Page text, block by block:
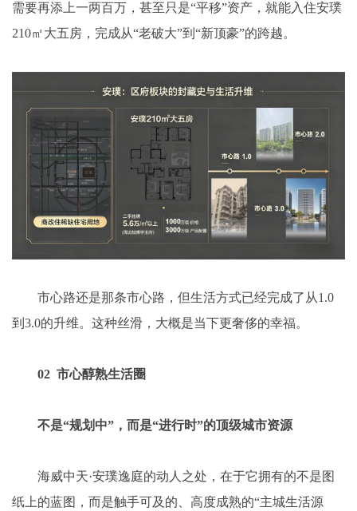
需要再添上一两百万，甚至只是“平移”资产，就能入住安璞
210㎡大五房，完成从“老破大”到“新顶豪”的跨越。
市心路还是那条市心路，但生活方式已经完成了从1.0
到3.0的升维。这种丝滑，大概是当下更奢侈的幸福。
02 市心醇熟生活圈
不是“规划中”，而是“进行时”的顶级城市资源
海威中天·安璞逸庭的动人之处，在于它拥有的不是图
纸上的蓝图，而是触手可及的、高度成熟的“主城生活源